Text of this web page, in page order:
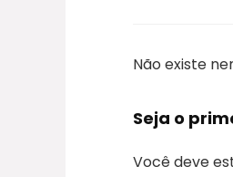
Não existe
Seja o
Você deve